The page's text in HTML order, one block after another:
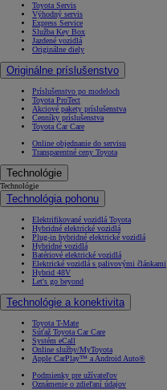
Toyota Servis
Výhodný servis
Express Service
Služba Key Box
Jazdené vozidlá
Originálne diely
Originálne príslušenstvo
Príslušenstvo po modeloch
Toyota ProTect
Akciové pakety príslušenstva
Cenníky príslušenstva
Toyota Car Care
Online objednanie do servisu
Transparentné ceny Toyota
Technológie
Technológie
Technológia pohonu
Elektrifikované vozidlá Toyota
Hybridné elektrické vozidlá
Plug-in hybridné elektrické vozidlá
Hybridné vozidlá
Batériové elektrické vozidlá
Elektrické vozidlá s palivovými článkami
Hybrid 48V
Let's go beyond
Technológie a konektivita
Toyota T-Mate
Súťaž Toyota Car Care
Systém eCall
Online služby/MyToyota
Apple CarPlay™ a Android Auto®
Podmienky pre užívateľov
Oznámenie o zdieľaní údajov